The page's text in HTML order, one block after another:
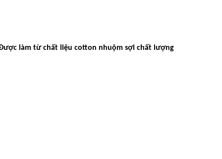
làm từ chất liệu cotton nhuộm sợi chất lượng